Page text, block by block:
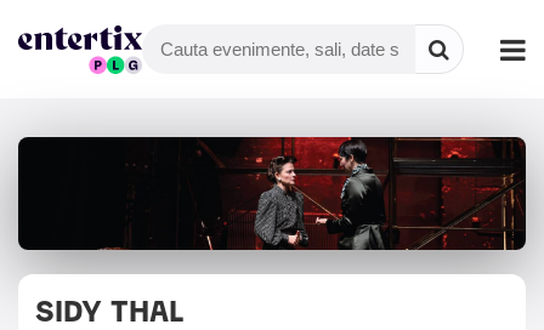
SIDY THAL